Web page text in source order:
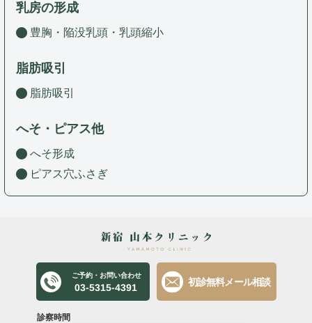
乳房の形成
豊胸・陥没乳頭・乳頭縮小
脂肪吸引
脂肪吸引
へそ・ピアス他
へそ形成
ピアス穴ふさぎ
ご予約・お問い合わせ
03-5315-4391
初診無料メール相談
診察時間